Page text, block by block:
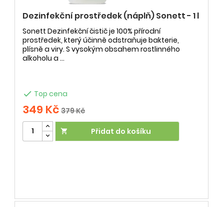
Dezinfekční prostředek (náplň) Sonett - 1 l
Sonett Dezinfekční čistič je 100% přírodní
prostředek, který účinně odstraňuje bakterie,
plísně a viry. S vysokým obsahem rostlinného
alkoholu a ...
 Top cena
349 Kč 379 Kč
 Přidat do košíku